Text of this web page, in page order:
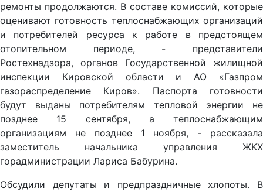
ремонты продолжаются. В составе комиссий, которые
оценивают готовность теплоснабжающих организаций
и потребителей ресурса к работе в предстоящем
отопительном периоде, - представители
Ростехнадзора, органов Государственной жилищной
инспекции Кировской области и АО «Газпром
газораспределение Киров». Паспорта готовности
будут выданы потребителям тепловой энергии не
позднее 15 сентября, а теплоснабжающим
организациям не позднее 1 ноября, - рассказала
заместитель начальника управления ЖКХ
горадминистрации Лариса Бабурина.
Обсудили депутаты и предпраздничные хлопоты. В